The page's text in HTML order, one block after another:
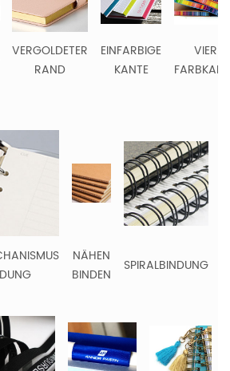
VERGOLDETER
RAND
EINFARBIGE
KANTE
VIER
NÄHEN
BINDEN
SPIRALBINDUNG